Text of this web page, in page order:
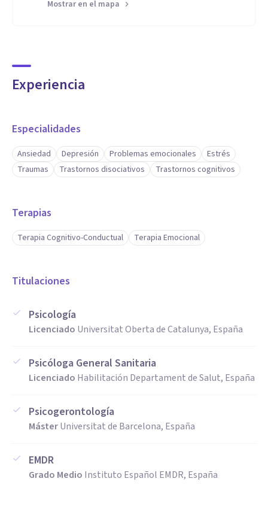
Mostrar en el mapa
Experiencia
Especialidades
Ansiedad Depresión Problemas emocionales
Estrés
Traumas
Trastornos disociativos Trastornos cognitivos
Terapias
Terapia Cognitivo-Conductual Terapia Emocional
Titulaciones
Psicología
Licenciado Universitat Oberta de Catalunya, España
Psicóloga General Sanitaria
Licenciado Habilitación Departament de Salut, España
Psicogerontología
MásterUniversitat de Barcelona, España
EMDR
Grado Medio Instituto Español EMDR, España